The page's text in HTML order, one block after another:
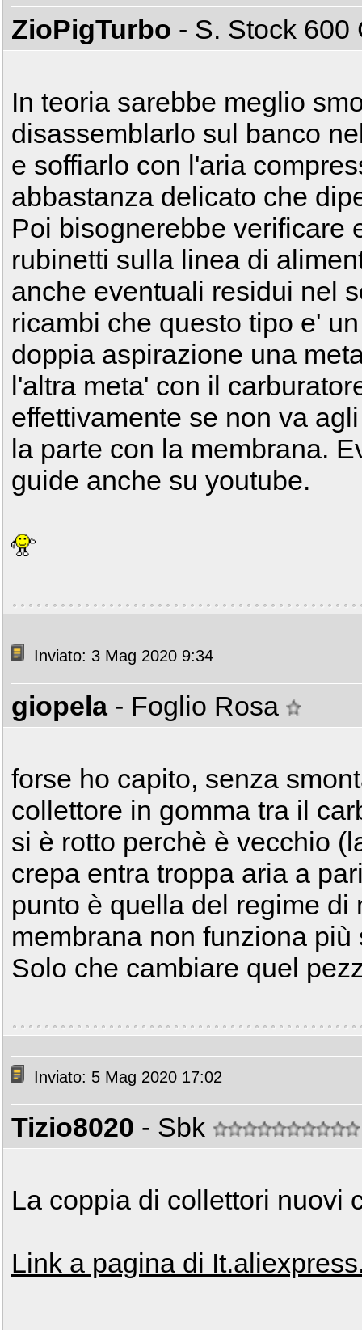
ZioPigTurbo - S. Stock
In teoria sarebbe meglio
disassemblarlo sul banco
e soffiarlo con l'aria
abbastanza delicato che
Poi bisognerebbe verificare
rubinetti sulla linea di
anche eventuali residui nel
ricambi che questo tipo e'
doppia aspirazione una
l'altra meta' con il
effettivamente se non va
la parte con la membrana.
guide anche su youtube.
Inviato: 3 Mag 2020 9:34
giopela - Foglio Rosa
forse ho capito, senza
collettore in gomma tra il
si è rotto perchè è vecchio
crepa entra troppa aria a
punto è quella del regime di
membrana non funziona
Solo che cambiare quel
Inviato: 5 Mag 2020 17:02
Tizio8020 - Sbk
La coppia di collettori nuovi
Link a pagina di